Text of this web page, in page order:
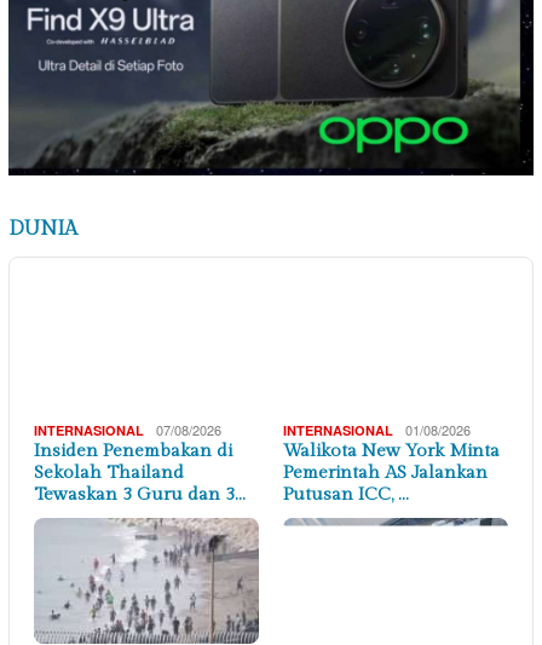
DUNIA
INTERNASIONAL 07/08/2026
Insiden Penembakan di
Sekolah Thailand
Tewaskan 3 Guru dan 3…
INTERNASIONAL 01/08/2026
Walikota New York Minta
Pemerintah AS Jalankan
Putusan ICC, …